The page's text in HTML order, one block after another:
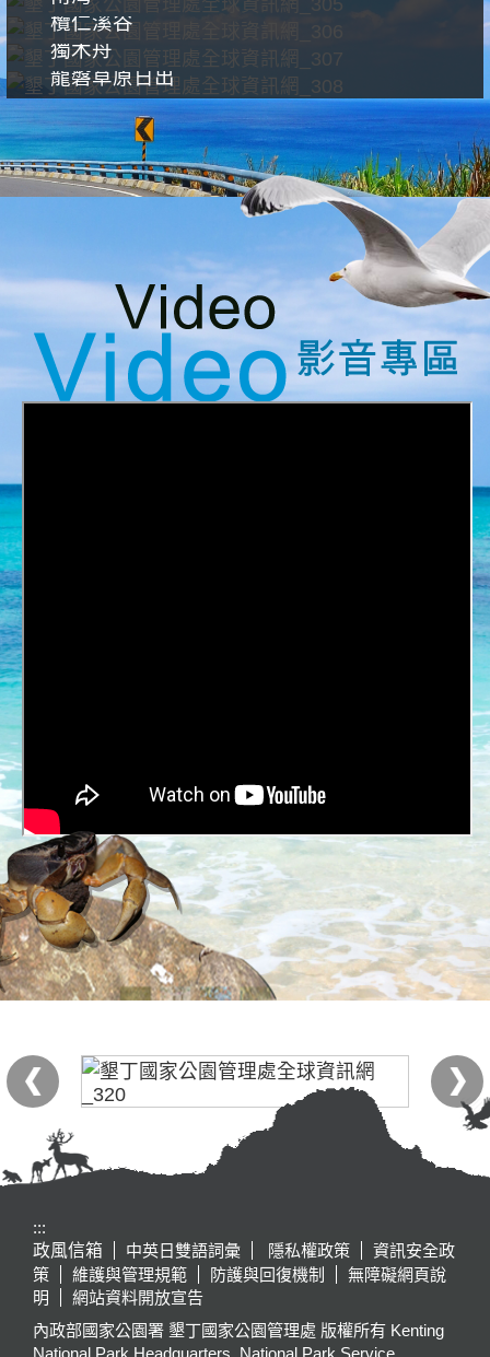
欖仁溪谷
獨木舟
龍磐草原日出
:::
政風信箱
中英日雙語詞彙 隱私權政策
資訊安全政
策
維護與管理規範 防護與回復機制
無障礙網頁說
明
網站資料開放宣告
內政部國家公園署 墾丁國家公園管理處 版權所有 Kenting
National Park Headquarters, National Park Service,